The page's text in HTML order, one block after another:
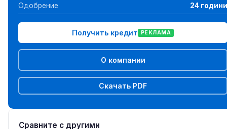
Одобрение 24 години
Получить кредит РЕКЛАМА
О компании
Скачать PDF
Сравните с другими